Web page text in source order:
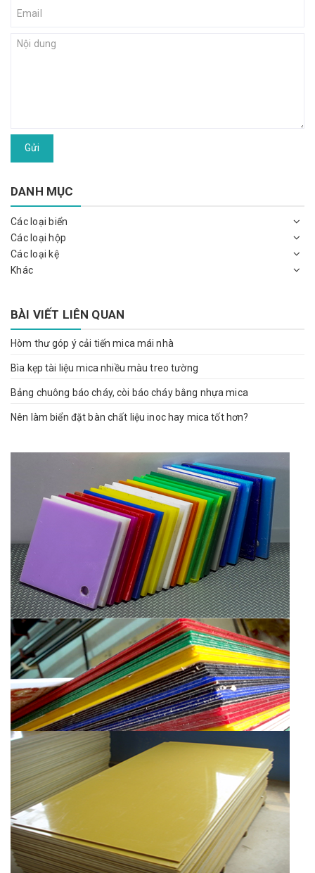
Gửi
DANH MỤC
Các loại biển
Các loại hộp
Các loại kệ
Khác
BÀI VIẾT LIÊN QUAN
Hòm thư góp ý cải tiến mica mái nhà
Bìa kẹp tài liệu mica nhiều màu treo tường
Bảng chuông báo cháy, còi báo cháy bằng nhựa mica
Nên làm biển đặt bàn chất liệu inoc hay mica tốt hơn?